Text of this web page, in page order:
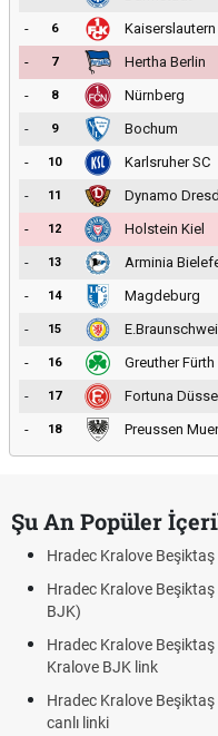
-
6 Kaiserslautern
-
7 Hertha Berlin
-
8 Nürnberg
-
9 Bochum
-
10 Karlsruher SC
-
11 Dynamo
-
12 Holstein Kiel
-
13 Arminia
-
14 Magdeburg
-
15
-
16 Greuther Fürth
-
17 Fortuna
-
18 Preussen
Şu An Popüler
Hradec Kralove Beşiktaş
Hradec Kralove Beşiktaş
BJK)
Hradec Kralove Beşiktaş
Kralove BJK link
Hradec Kralove
canlı linki